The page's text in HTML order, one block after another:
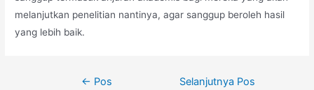
melanjutkan penelitian nantinya, agar sanggup beroleh hasil
yang lebih baik.
← Pos
Selanjutnya Pos